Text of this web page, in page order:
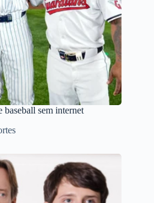
baseball sem internet